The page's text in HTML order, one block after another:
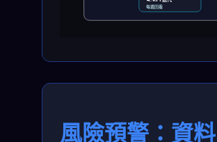
每週回看
風險預警：資